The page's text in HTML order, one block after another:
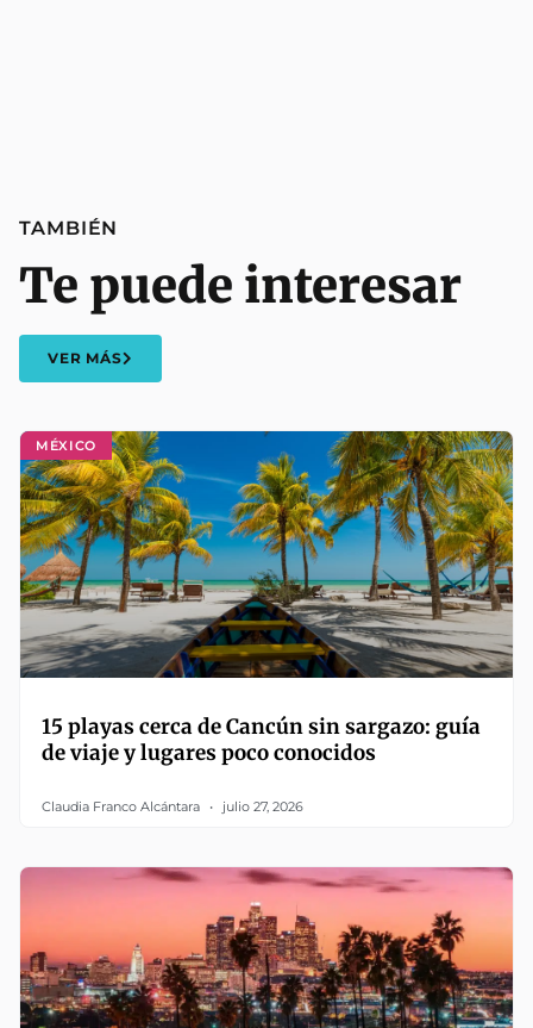
MÉXICO
15 playas cerca de Cancún sin sargazo: guía
de viaje y lugares poco conocidos
Claudia Franco Alcántara julio 27, 2026
TAMBIÉN
Te puede interesar
VER MÁS